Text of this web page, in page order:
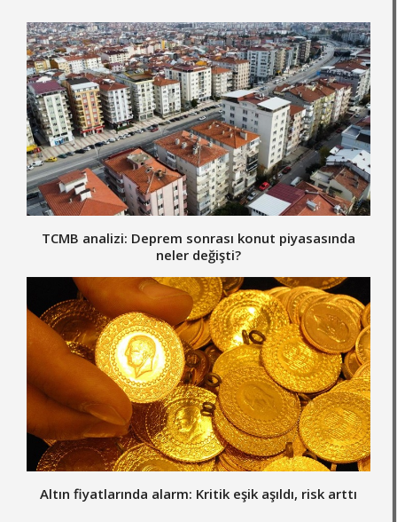
TCMB analizi: Deprem sonrası konut piyasasında
neler değişti?
Altın fiyatlarında alarm: Kritik eşik aşıldı, risk arttı